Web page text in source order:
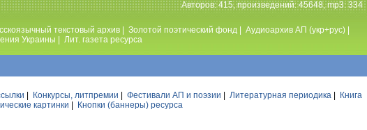
Авторов: 415, произведений: 45648, mp3: 334
текстовый архив Золотой поэтический фонд Аудиоархив АП (укр+рус)
Украины Лит. газета ресурса
Конкурсы, литпремии Фестивали АП и поэзии Литературная периодика
Книга
картинки Кнопки (баннеры) ресурса